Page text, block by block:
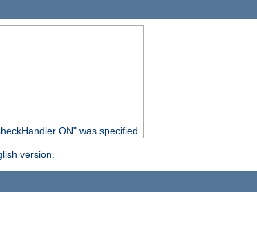
ON" was specified.
version.